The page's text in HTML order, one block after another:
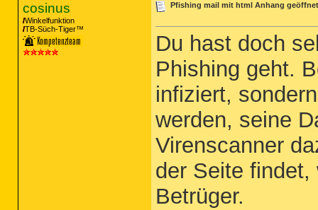
cosinus
Winkelfunktion
TB-Süch-Tiger™
Pfishing mail mit html Anhang geöffnet
Du hast doch
Phishing geht.
infiziert,
werden, seine
Virenscanner
der Seite
Betrüger.